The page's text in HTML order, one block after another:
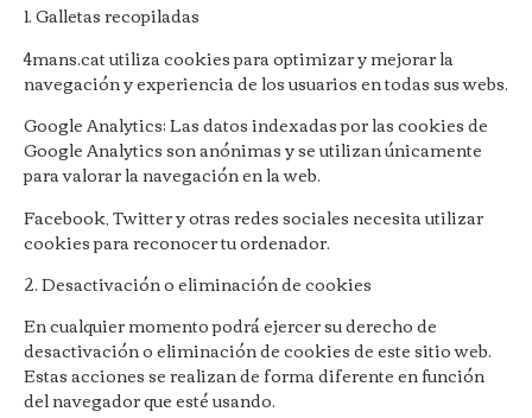
1. Galletas recopiladas
4mans.catutiliza cookies para optimizar y mejorar la
navegación y experiencia de los usuarios en todas sus webs.
Google Analytics: Las datos indexadas por las cookies de
Google Analytics son anónimas y se utilizan únicamente
para valorar la navegación en la web.
Facebook, Twitter y otras redes sociales necesita utilizar
cookies para reconocer tu ordenador.
2. Desactivación o eliminación de cookies
En cualquier momento podrá ejercer su derecho de
desactivación o eliminación de cookies de este sitio web.
Estas acciones se realizan de forma diferente en función
del navegador que esté usando.